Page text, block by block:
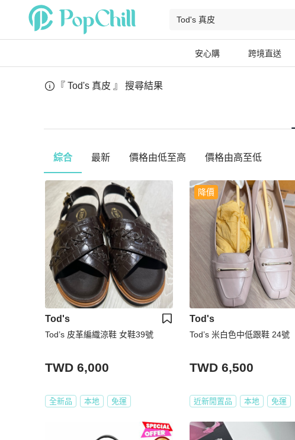
安心購 跨境直送
『 Tod's 真皮 』 搜尋結果
綜合 最新 價格由低至高 價格由高至低
Tod's
Tod’s 皮革編織涼鞋 女鞋39號
TWD 6,000
全新品 本地 免運
降價
Tod's
Tod’s 米白色中低跟鞋 24號
TWD 6,500
近新閒置品 本地 免運